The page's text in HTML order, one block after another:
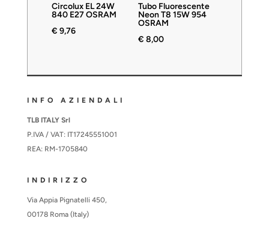
Circolux EL 24W
840 E27 OSRAM
€ 9,76
Tubo Fluorescente
Neon T8 15W 954
OSRAM
€ 8,00
INFO AZIENDALI
TLB ITALY Srl
P.IVA / VAT: IT17245551001
REA: RM-1705840
INDIRIZZO
Via Appia Pignatelli 450,
00178 Roma (Italy)